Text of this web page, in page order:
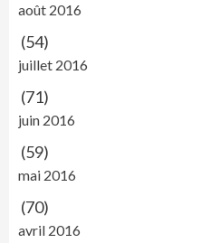
août 2016
(54)
juillet 2016
(71)
juin 2016
(59)
mai 2016
(70)
avril 2016